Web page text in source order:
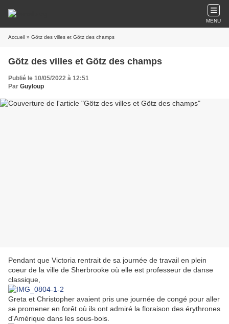
MENU
Accueil » Götz des villes et Götz des champs
Götz des villes et Götz des champs
Publié le 10/05/2022 à 12:51
Par Guyloup
Pendant que Victoria rentrait de sa journée de travail en plein
coeur de la ville de Sherbrooke où elle est professeur de danse
classique,
Greta et Christopher avaient pris une journée de congé pour aller
se promener en forêt où ils ont admiré la floraison des érythrones
d'Amérique dans les sous-bois.